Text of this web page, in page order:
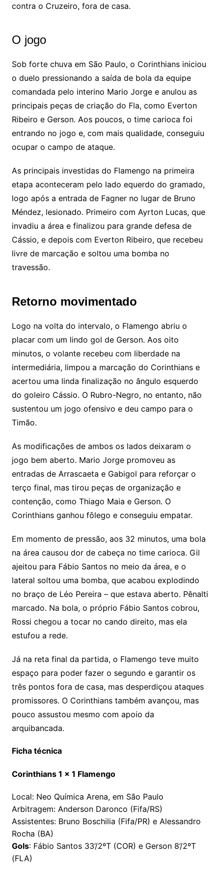
contra o Cruzeiro, fora de casa.
O jogo
Sob forte chuva em São Paulo, o Corinthians iniciou
o duelo pressionando a saída de bola da equipe
comandada pelo interino Mario Jorge e anulou as
principais peças de criação do Fla, como Everton
Ribeiro e Gerson. Aos poucos, o time carioca foi
entrando no jogo e, com mais qualidade, conseguiu
ocupar o campo de ataque.
As principais investidas do Flamengo na primeira
etapa aconteceram pelo lado equerdo do gramado,
logo após a entrada de Fagner no lugar de Bruno
Méndez, lesionado. Primeiro com Ayrton Lucas, que
invadiu a área e finalizou para grande defesa de
Cássio, e depois com Everton Ribeiro, que recebeu
livre de marcação e soltou uma bomba no
travessão.
Retorno movimentado
Logo na volta do intervalo, o Flamengo abriu o
placar com um lindo gol de Gerson. Aos oito
minutos, o volante recebeu com liberdade na
intermediária, limpou a marcação do Corinthians e
acertou uma linda finalização no ângulo esquerdo
do goleiro Cássio. O Rubro-Negro, no entanto, não
sustentou um jogo ofensivo e deu campo para o
Timão.
As modificações de ambos os lados deixaram o
jogo bem aberto. Mario Jorge promoveu as
entradas de Arrascaeta e Gabigol para reforçar o
terço final, mas tirou peças de organização e
contenção, como Thiago Maia e Gerson. O
Corinthians ganhou fôlego e conseguiu empatar.
Em momento de pressão, aos 32 minutos, uma bola
na área causou dor de cabeça no time carioca. Gil
ajeitou para Fábio Santos no meio da área, e o
lateral soltou uma bomba, que acabou explodindo
no braço de Léo Pereira – que estava aberto. Pênalti
marcado. Na bola, o próprio Fábio Santos cobrou,
Rossi chegou a tocar no cando direito, mas ela
estufou a rede.
Já na reta final da partida, o Flamengo teve muito
espaço para poder fazer o segundo e garantir os
três pontos fora de casa, mas desperdiçou ataques
promissores. O Corinthians também avançou, mas
pouco assustou mesmo com apoio da
arquibancada.
Ficha técnica
Corinthians 1 x 1 Flamengo
Local: Neo Química Arena, em São Paulo
Arbitragem: Anderson Daronco (Fifa/RS)
Assistentes: Bruno Boschilia (Fifa/PR) e Alessandro
Rocha (BA)
Gols: Fábio Santos 33’/2ºT (COR) e Gerson 8’/2ºT
(FLA)